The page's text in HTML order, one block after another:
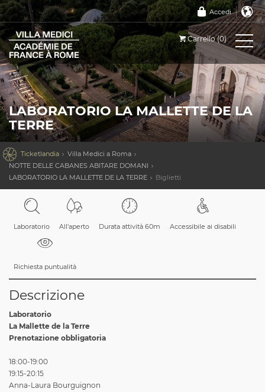
Accedi
Carrello (0)
LABORATORIO LA MALLETTE DE LA
TERRE
 Ticketlandia
Villa Medici a Roma
NOTTE DELLE CABANES ABITARE DOMANI
LABORATORIO LA MALLETTE DE LA TERRE
Biglietti
Laboratorio All'aperto Durata attività 60m Accessibile ai disabili
Richiesta puntualità
Descrizione
Laboratorio
La Mallette de la Terre
Prenotazione obbligatoria
18:00-19:00
19:15-20:15
Anna-Laura Bourguignon